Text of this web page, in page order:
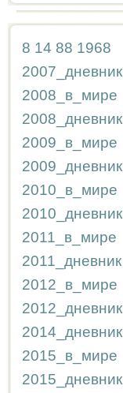
8 14 88 1968
2007_дневник
2008_в_мире
2008_дневник
2009_в_мире
2009_дневник
2010_в_мире
2010_дневник
2011_в_мире
2011_дневник
2012_в_мире
2012_дневник
2014_дневник
2015_в_мире
2015_дневник